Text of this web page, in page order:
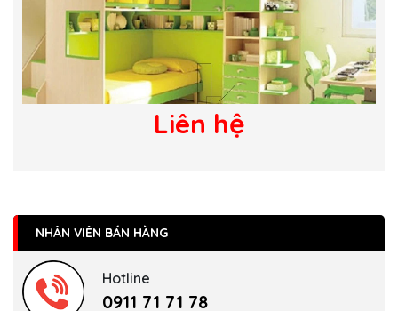
Liên hệ
NHÂN VIÊN BÁN HÀNG
Hotline
0911 71 71 78